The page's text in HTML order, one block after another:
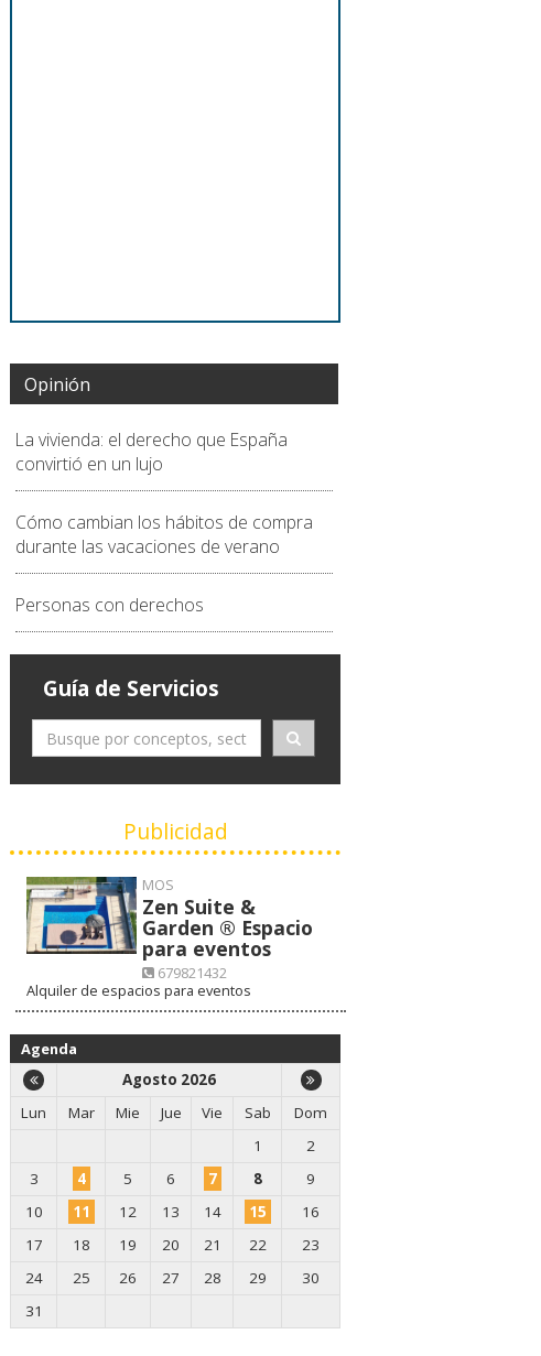
Opinión
La vivienda: el derecho que España
convirtió en un lujo
Cómo cambian los hábitos de compra
durante las vacaciones de verano
Personas con derechos
Guía de Servicios
Publicidad
MOS
Zen Suite &
Garden ® Espacio
para eventos
679821432
VISITAR WEB
Alquiler de espacios para eventos
Agenda
Agosto 2026
Lun
Mar Mie Jue Vie Sab
Dom
1
2
3
4 5 6 7 8
9
10
11 12 13 14 15
16
17
18 19 20 21 22
23
24
25 26 27 28 29
30
31